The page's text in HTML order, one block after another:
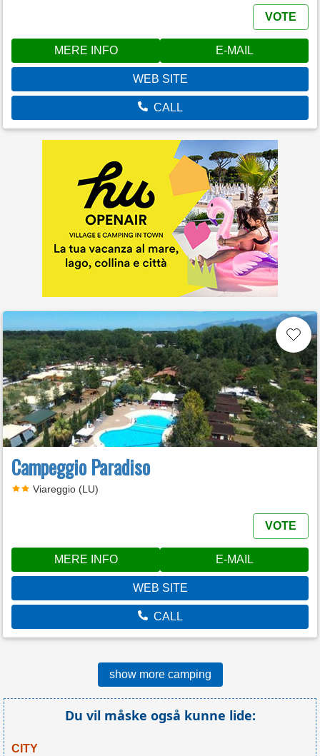
VOTE
MERE INFO E-MAIL
WEB SITE
CALL
Campeggio Paradiso
Viareggio (LU)
VOTE
MERE INFO E-MAIL
WEB SITE
CALL
show more camping
Du vil måske også kunne lide:
CITY